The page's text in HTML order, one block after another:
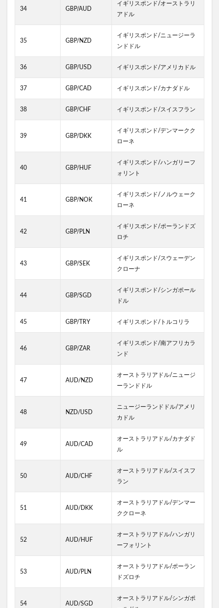
34 GBP/AUD
イギリスポンド/オーストラリ
アドル
35 GBP/NZD
イギリスポンド/ニュージーラ
ンドドル
36 GBP/USD イギリスポンド/アメリカドル
37 GBP/CAD イギリスポンド/カナダドル
38 GBP/CHF イギリスポンド/スイスフラン
39 GBP/DKK
イギリスポンド/デンマークク
ローネ
40 GBP/HUF
イギリスポンド/ハンガリーフ
ォリント
41 GBP/NOK
イギリスポンド/ノルウェーク
ローネ
42 GBP/PLN
イギリスポンド/ポーランドズ
ロチ
43 GBP/SEK
イギリスポンド/スウェーデン
クローナ
44 GBP/SGD
イギリスポンド/シンガポール
ドル
45 GBP/TRY イギリスポンド/トルコリラ
46 GBP/ZAR
イギリスポンド/南アフリカラ
ンド
47 AUD/NZD
オーストラリアドル/ニュージ
ーランドドル
48 NZD/USD
ニュージーランドドル/アメリ
カドル
49 AUD/CAD
オーストラリアドル/カナダド
ル
50 AUD/CHF
オーストラリアドル/スイスフ
ラン
51 AUD/DKK
オーストラリアドル/デンマー
ククローネ
52 AUD/HUF
オーストラリアドル/ハンガリ
ーフォリント
53 AUD/PLN
オーストラリアドル/ポーラン
ドズロチ
54 AUD/SGD
オーストラリアドル/シンガポ